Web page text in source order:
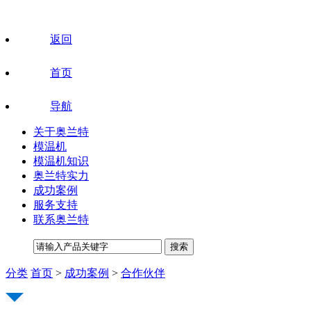
返回
首页
导航
关于奥兰特
模温机
模温机知识
奥兰特实力
成功案例
服务支持
联系奥兰特
分类 首页 > 成功案例 > 合作伙伴